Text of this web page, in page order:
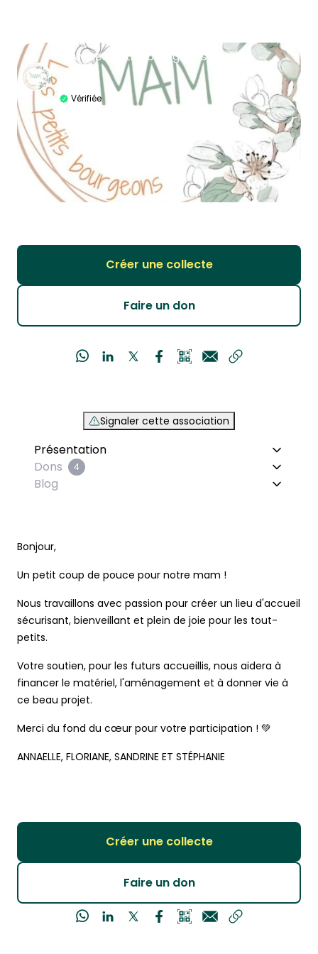
MAM Les petits bourgeons
Vérifiée
Créer une collecte
Faire un don
Signaler cette association
Présentation
Dons
4
Blog
Bonjour,
Un petit coup de pouce pour notre mam !
Nous travaillons avec passion pour créer un lieu d'accueil
sécurisant, bienveillant et plein de joie pour les tout-
petits.
Votre soutien, pour les futurs accueillis, nous aidera à
financer le matériel, l'aménagement et à donner vie à
ce beau projet.
Merci du fond du cœur pour votre participation ! 💚
ANNAELLE, FLORIANE, SANDRINE ET STÉPHANIE
Créer une collecte
Faire un don